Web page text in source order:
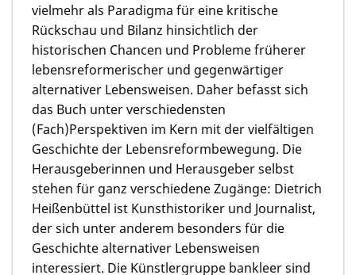
vielmehr als Paradigma für eine kritische
Rückschau und Bilanz hinsichtlich der
historischen Chancen und Probleme früherer
lebensreformerischer und gegenwärtiger
alternativer Lebensweisen. Daher befasst sich
das Buch unter verschiedensten
(Fach)Perspektiven im Kern mit der vielfältigen
Geschichte der Lebensreformbewegung. Die
Herausgeberinnen und Herausgeber selbst
stehen für ganz verschiedene Zugänge: Dietrich
Heißenbüttel ist Kunsthistoriker und Journalist,
der sich unter anderem besonders für die
Geschichte alternativer Lebensweisen
interessiert. Die Künstlergruppe bankleer sind